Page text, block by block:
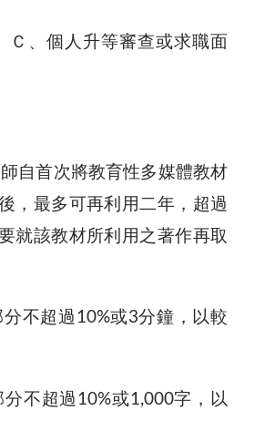
等審查或求職面
師自首次將教育性多媒體教材
，最多可再利用二年，超過
就該教材所利用之著作再取
分不超過10%或3分鐘，以較
分不超過10%或1,000字，以